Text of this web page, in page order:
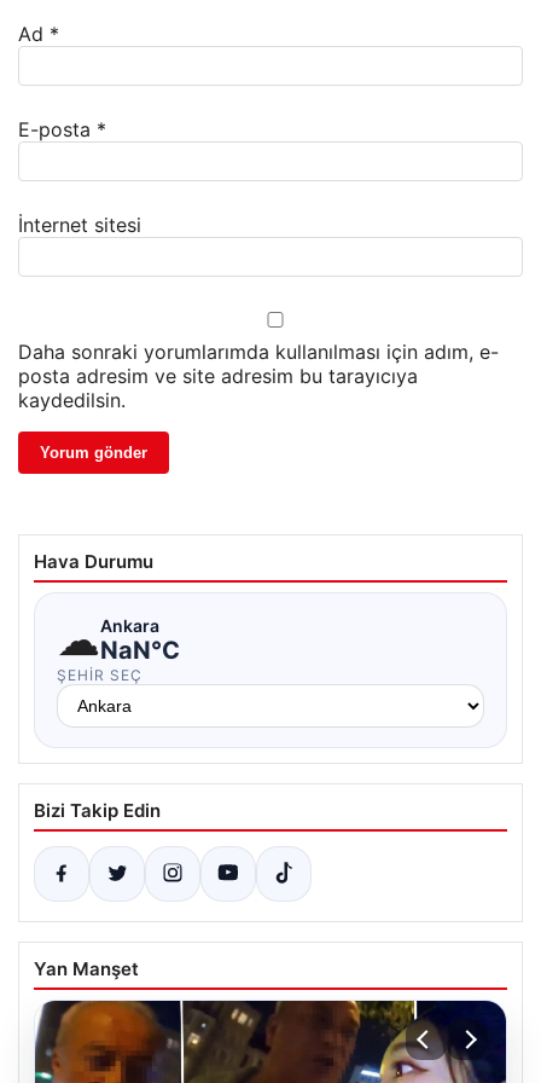
Ad *
E-posta *
İnternet sitesi
Daha sonraki yorumlarımda kullanılması için adım, e-
posta adresim ve site adresim bu tarayıcıya
kaydedilsin.
Hava Durumu
☁Ankara
NaN°C
ŞEHIR SEÇ
Bizi Takip Edin
Yan Manşet